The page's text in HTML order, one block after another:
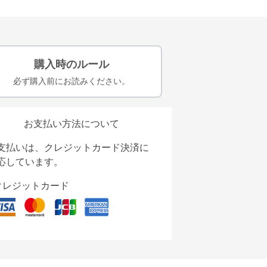
購入時のルール
必ず購入前にお読みください。
お支払い方法について
払いは、クレジットカード決済に
しています。
レジットカード